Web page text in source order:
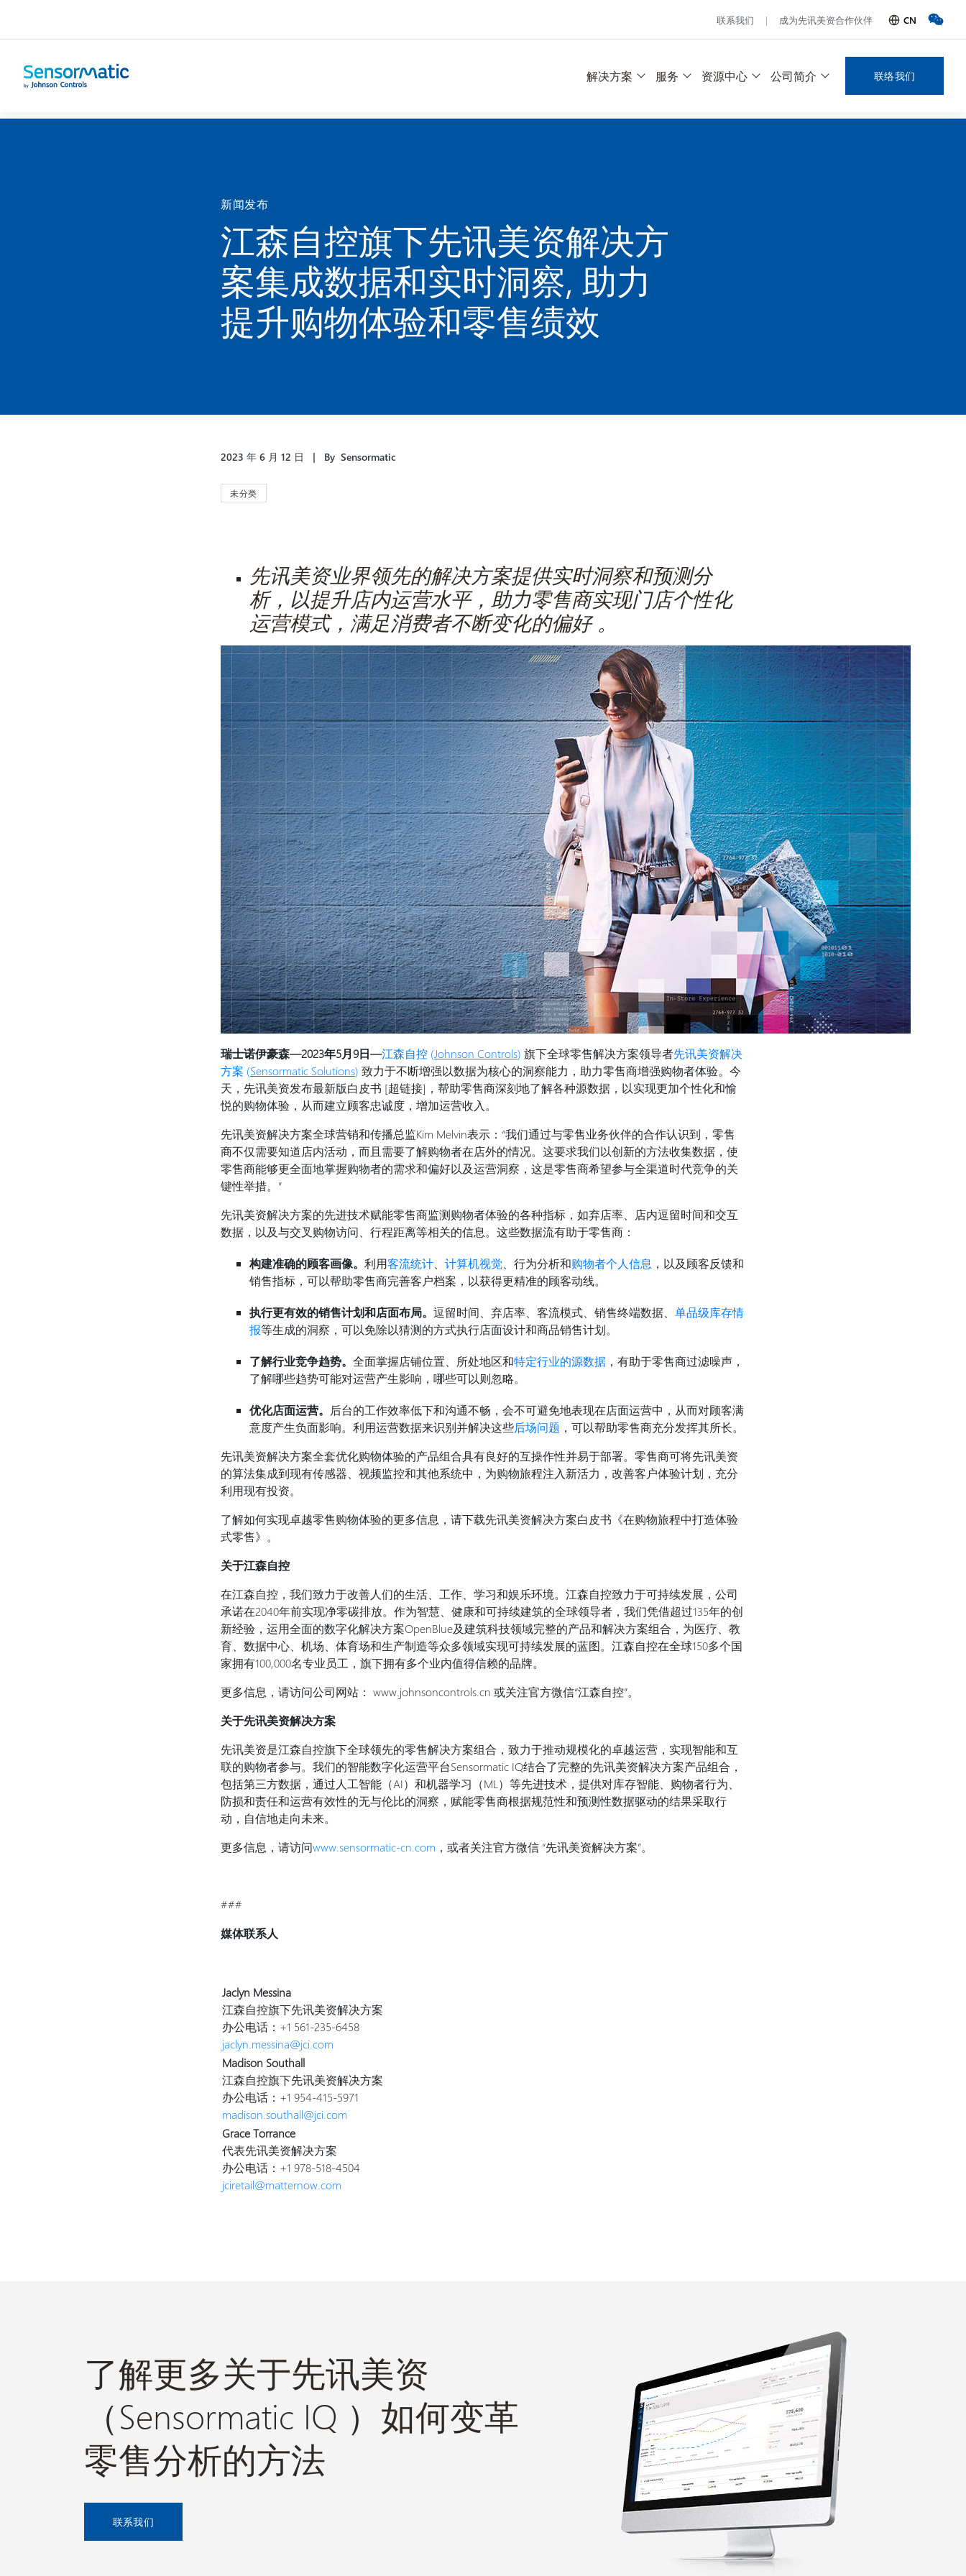
联系我们 成为先讯美资合作伙伴 CN
解决方案 服务 资源中心 公司简介 联络我们
新闻发布
江森自控旗下先讯美资解决方
案集成数据和实时洞察, 助力
提升购物体验和零售绩效
2023 年 6 月 12 日 By Sensormatic
未分类
先讯美资业界领先的解决方案提供实时洞察和预测分
析，以提升店内运营水平，助力零售商实现门店个性化
运营模式，满足消费者不断变化的偏好 。
瑞士诺伊豪森—2023年5月9日—江森自控 (Johnson Controls) 旗下全球零售解决方案领导者先讯美资解决
方案 (Sensormatic Solutions) 致力于不断增强以数据为核心的洞察能力，助力零售商增强购物者体验。今
天，先讯美资发布最新版白皮书 [超链接]，帮助零售商深刻地了解各种源数据，以实现更加个性化和愉
悦的购物体验，从而建立顾客忠诚度，增加运营收入。
先讯美资解决方案全球营销和传播总监Kim Melvin表示：“我们通过与零售业务伙伴的合作认识到，零售
商不仅需要知道店内活动，而且需要了解购物者在店外的情况。这要求我们以创新的方法收集数据，使
零售商能够更全面地掌握购物者的需求和偏好以及运营洞察，这是零售商希望参与全渠道时代竞争的关
键性举措。”
先讯美资解决方案的先进技术赋能零售商监测购物者体验的各种指标，如弃店率、店内逗留时间和交互
数据，以及与交叉购物访问、行程距离等相关的信息。这些数据流有助于零售商：
构建准确的顾客画像。 利用客流统计 计算机视觉 、行为分析和购物者个人信息 ，以及顾客反馈和
销售指标，可以帮助零售商完善客户档案，以获得更精准的顾客动线。
执行更有效的销售计划和店面布局。 逗留时间、弃店率、客流模式、销售终端数据、 单品级库存情
报等生成的洞察，可以免除以猜测的方式执行店面设计和商品销售计划。
了解行业竞争趋势。 全面掌握店铺位置、所处地区和特定行业的源数据 ，有助于零售商过滤噪声，
了解哪些趋势可能对运营产生影响，哪些可以则忽略。
优化店面运营。 后台的工作效率低下和沟通不畅，会不可避免地表现在店面运营中，从而对顾客满
意度产生负面影响。利用运营数据来识别并解决这些后场问题 ，可以帮助零售商充分发挥其所长。
先讯美资解决方案全套优化购物体验的产品组合具有良好的互操作性并易于部署。零售商可将先讯美资
的算法集成到现有传感器、视频监控和其他系统中，为购物旅程注入新活力，改善客户体验计划，充分
利用现有投资。
了解如何实现卓越零售购物体验的更多信息，请下载先讯美资解决方案白皮书《在购物旅程中打造体验
式零售》。
关于江森自控
在江森自控，我们致力于改善人们的生活、工作、学习和娱乐环境。江森自控致力于可持续发展，公司
承诺在2040年前实现净零碳排放。作为智慧、健康和可持续建筑的全球领导者，我们凭借超过135年的创
新经验，运用全面的数字化解决方案OpenBlue及建筑科技领域完整的产品和解决方案组合，为医疗、教
育、数据中心、机场、体育场和生产制造等众多领域实现可持续发展的蓝图。江森自控在全球150多个国
家拥有100,000名专业员工，旗下拥有多个业内值得信赖的品牌。
更多信息，请访问公司网站： www.johnsoncontrols.cn 或关注官方微信“江森自控”。
关于先讯美资解决方案
先讯美资是江森自控旗下全球领先的零售解决方案组合，致力于推动规模化的卓越运营，实现智能和互
联的购物者参与。我们的智能数字化运营平台Sensormatic IQ结合了完整的先讯美资解决方案产品组合，
包括第三方数据，通过人工智能（AI）和机器学习（ML）等先进技术，提供对库存智能、购物者行为、
防损和责任和运营有效性的无与伦比的洞察，赋能零售商根据规范性和预测性数据驱动的结果采取行
动，自信地走向未来。
更多信息，请访问www.sensormatic-cn.com ，或者关注官方微信 “先讯美资解决方案”。
###
媒体联系人
Jaclyn Messina
江森自控旗下先讯美资解决方案
办公电话：+1 561-235-6458
jaclyn.messina@jci.com
Madison Southall
江森自控旗下先讯美资解决方案
办公电话：+1 954-415-5971
madison.southall@jci.com
Grace Torrance
代表先讯美资解决方案
办公电话：+1 978-518-4504
jciretail@matternow.com
了解更多关于先讯美资
（Sensormatic IQ ）如何变革
零售分析的方法
联系我们